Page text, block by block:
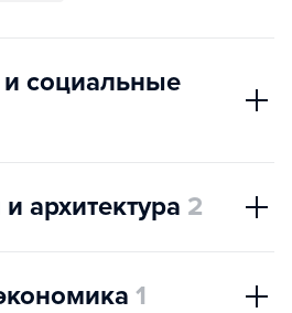
социальные
архитектура 2
1